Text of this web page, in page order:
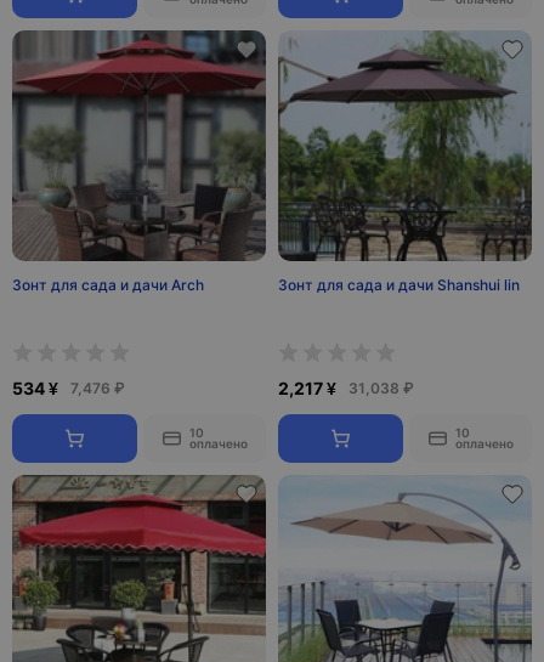
Зонт для сада и дачи Arch
534 ¥ 7,476 ₽
10
оплачено
Зонт для сада и дачи Shanshui lin
2,217 ¥ 31,038 ₽
10
оплачено